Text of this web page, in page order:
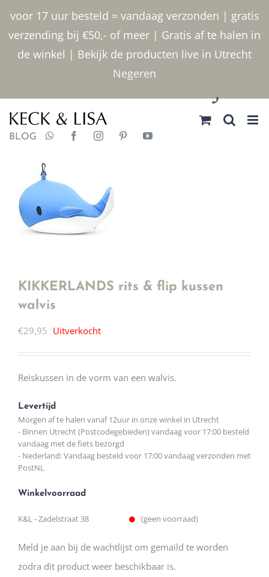
voor 17 uur besteld = vandaag verzonden | gratis
verzending bij €50,- of meer | Gratis af te halen in
de winkel | Bekijk de producten live in Utrecht
Negeren
inhoud
030 2400000
BLOG
KIKKERLANDS rits & flip kussen
walvis
€29,95 Uitverkocht
Reiskussen in de vorm van een walvis.
Levertijd
Morgen af te halen vanaf 12uur in onze winkel in Utrecht
- Binnen Utrecht (Postcodegebieden) vandaag voor 17:00 besteld
vandaag met de fiets bezorgd
- Nederland: Vandaag besteld voor 17:00 vandaag verzonden met
PostNL
Winkelvoorraad
K&L - Zadelstraat 38 (geen voorraad)
Meld je aan bij de wachtlijst om gemaild te worden
zodra dit product weer beschikbaar is.